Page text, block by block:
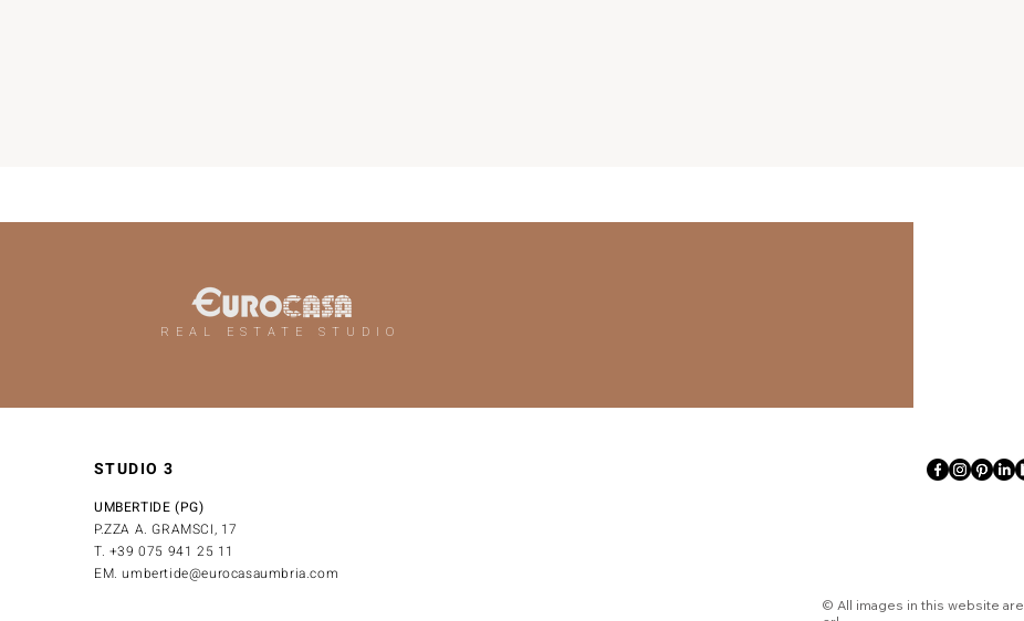
REAL ESTATE STUDIO
STUDIO 3
UMBERTIDE (PG)
P.ZZA A. GRAMSCI, 17
T. +39 075 941 25 11
EM. umbertide@eurocasaumbria.com
© All images in this website